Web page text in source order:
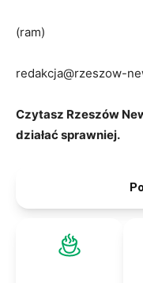
(ram)
redakcja@rzeszow-
Czytasz Rzeszów
działać sprawniej.